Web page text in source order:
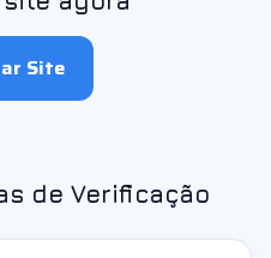
Site
de Verificação